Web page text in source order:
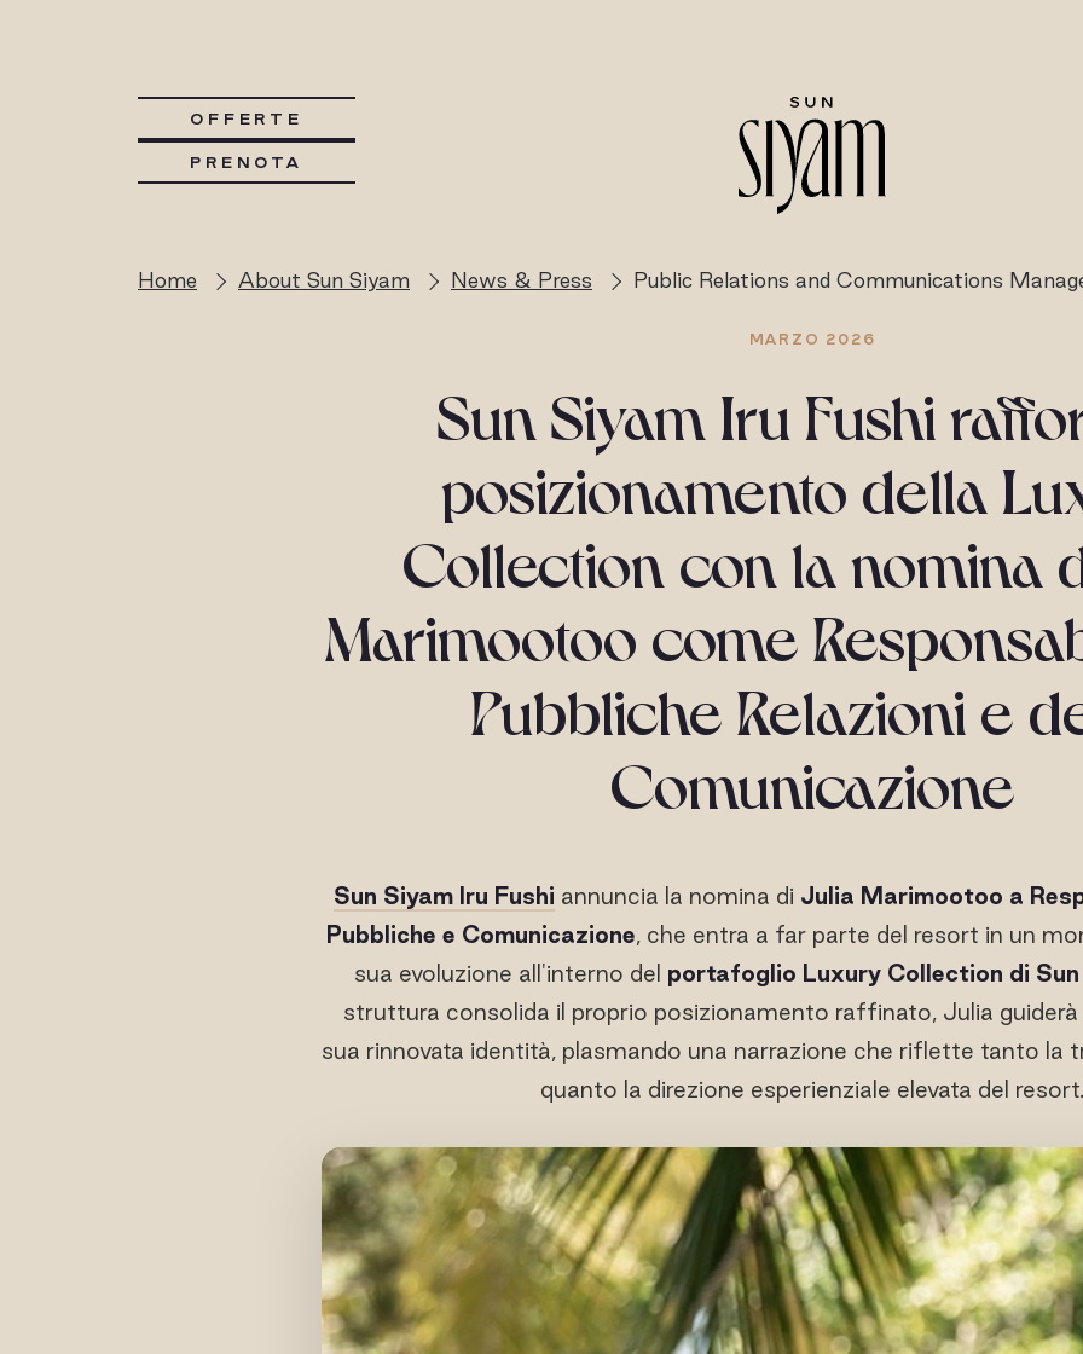
OFFERTE
PRENOTA
Home About Sun Siyam News & Press Public Relations and Communications
MARZO 2026
Sun Siyam Iru Fushi
posizionamento della
Collection con la nomina
Marimootoo come
Pubbliche Relazioni e
Comunicazione
Sun Siyam Iru Fushi annuncia la nomina di Julia Marimootoo a
Pubbliche e Comunicazione, che entra a far parte del resort in un
sua evoluzione all'interno del portafoglio Luxury Collection di Sun
struttura consolida il proprio posizionamento raffinato, Julia guiderà
sua rinnovata identità, plasmando una narrazione che riflette tanto la
quanto la direzione esperienziale elevata del resort.